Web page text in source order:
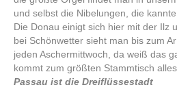
und selbst die Nibelungen, die
Die Donau einigt sich hier mit der Ilz
bei Schönwetter sieht man bis zum
jeden Aschermittwoch, da weiß das
kommt zum größten Stammtisch
Passau ist die Dreiflüssestadt